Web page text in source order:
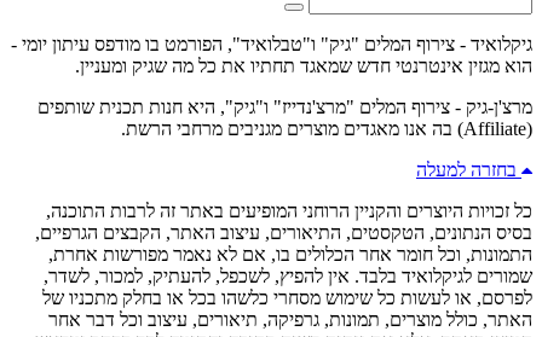
גיקלואיד - צירוף המלים "גיק" ו"טבלואיד", הפורמט בו מודפס עיתון יומי -
הוא מגזין אינטרנטי חדש שמאגד תחתיו את כל מה שגיק ומעניין.
מרצ'ן-גיק - צירוף המלים "מרצ'נדייז" ו"גיק", היא חנות תכנית שותפים
(Affiliate) בה אנו מאגדים מוצרים מגניבים מרחבי הרשת.
בחזרה למעלה
כל זכויות היוצרים והקניין הרוחני המופיעים באתר זה לרבות התוכנה,
בסיס הנתונים, הטקסטים, התיאורים, עיצוב האתר, הקבצים הגרפיים,
התמונות, וכל חומר אחר הכלולים בו, אם לא נאמר מפורשות אחרת,
שמורים לגיקלואיד בלבד. אין להפיץ, לשכפל, להעתיק, למכור, לשדר,
לפרסם, או לעשות כל שימוש מסחרי כלשהו בכל או בחלק מתכניו של
האתר, כולל מוצרים, תמונות, גרפיקה, תיאורים, עיצוב וכל דבר אחר